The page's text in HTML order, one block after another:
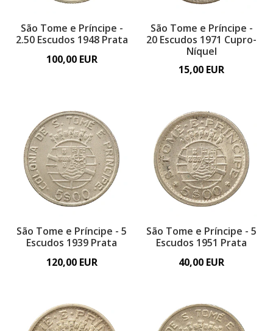
São Tome e Príncipe -
2.50 Escudos 1948 Prata
100,00 EUR
São Tome e Príncipe -
20 Escudos 1971 Cupro-
Níquel
15,00 EUR
São Tome e Príncipe - 5
Escudos 1939 Prata
120,00 EUR
São Tome e Príncipe - 5
Escudos 1951 Prata
40,00 EUR